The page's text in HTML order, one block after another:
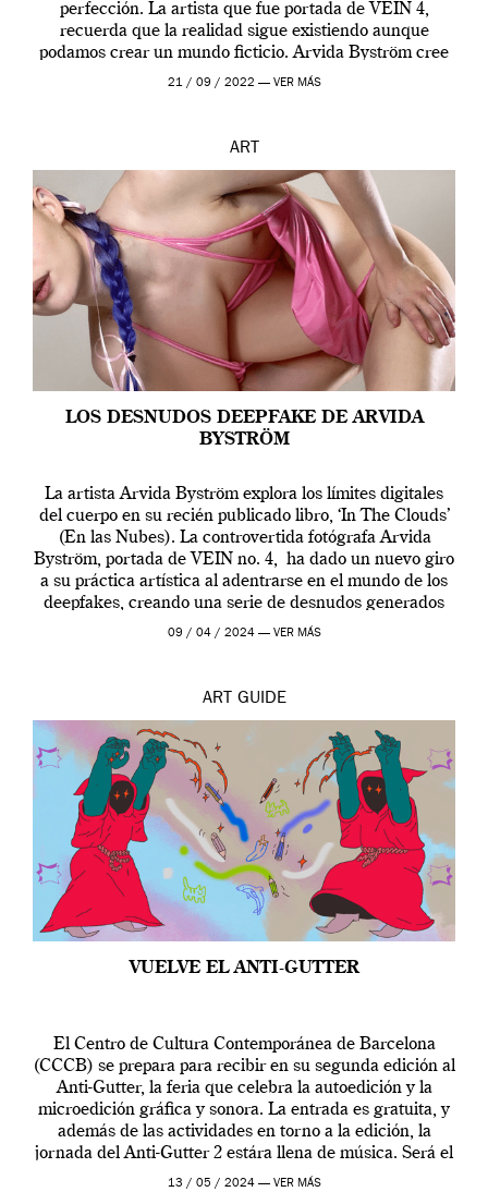
perfección. La artista que fue portada de VEIN 4,
recuerda que la realidad sigue existiendo aunque
podamos crear un mundo ficticio. Arvida Byström cree
que los humanos tienen un complejo […]
21 / 09 / 2022 — VER MÁS
ART
LOS DESNUDOS DEEPFAKE DE ARVIDA
BYSTRÖM
La artista Arvida Byström explora los límites digitales
del cuerpo en su recién publicado libro, ‘In The Clouds’
(En las Nubes). La controvertida fotógrafa Arvida
Byström, portada de VEIN no. 4, ha dado un nuevo giro
a su práctica artística al adentrarse en el mundo de los
deepfakes, creando una serie de desnudos generados
por […]
09 / 04 / 2024 — VER MÁS
ART GUIDE
VUELVE EL ANTI-GUTTER
El Centro de Cultura Contemporánea de Barcelona
(CCCB) se prepara para recibir en su segunda edición al
Anti-Gutter, la feria que celebra la autoedición y la
microedición gráfica y sonora. La entrada es gratuita, y
además de las actividades en torno a la edición, la
jornada del Anti-Gutter 2 estára llena de música. Será el
[…]
13 / 05 / 2024 — VER MÁS